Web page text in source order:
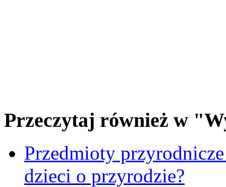
Przeczytaj również w
Przedmioty
dzieci o przyrodzie?